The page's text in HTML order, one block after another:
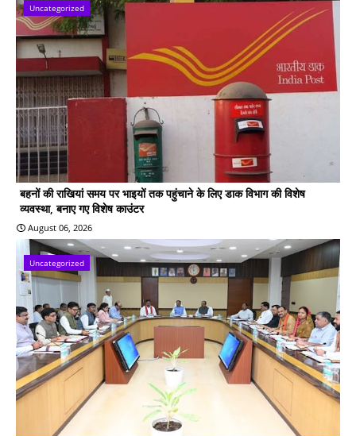
Uncategorized
बहनों की राखियां समय पर भाइयों तक पहुंचाने के लिए डाक विभाग की विशेष
व्यवस्था, बनाए गए विशेष काउंटर
August 06, 2026
Uncategorized